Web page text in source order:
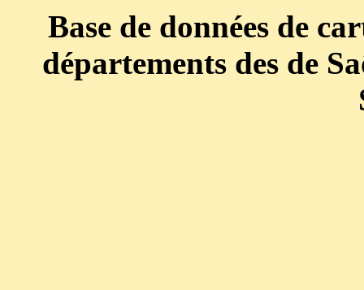
Base de données de
départements des de